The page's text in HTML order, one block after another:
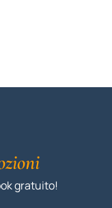
gratuito!